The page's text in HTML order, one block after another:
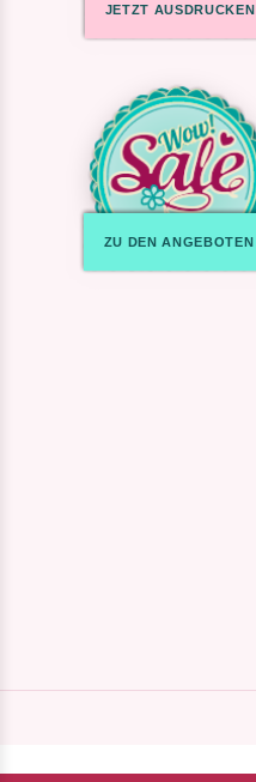
JETZT AUSDRUCKEN
ZU DEN ANGEBOTEN